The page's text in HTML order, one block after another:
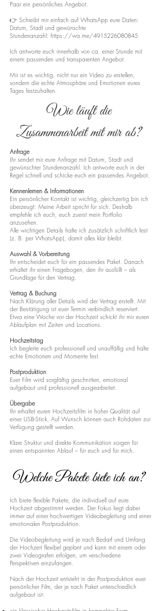
Paar ein persönliches Angebot.
👉 Schreibt mir einfach auf WhatsApp eure Daten:
Datum, Stadt und gewünschte
Stundenanzahl: https://wa.me/4915226080845
Ich antworte euch innerhalb von ca. einer Stunde mit
einem passenden und transparenten Angebot.
Mir ist es wichtig, nicht nur ein Video zu erstellen,
sondern die echte Atmosphäre und Emotionen eures
Tages festzuhalten.
Wie läuft die
Zusammenarbeit mit mir ab?
Anfrage
Ihr sendet mir eure Anfrage mit Datum, Stadt und
gewünschter Stundenanzahl. Ich antworte euch in der
Regel schnell und schicke euch ein passendes Angebot.
Kennenlernen & Informationen
Ein persönlicher Kontakt ist wichtig, gleichzeitig bin ich
überzeugt: Meine Arbeit spricht für sich. Deshalb
empfehle ich euch, euch zuerst mein Portfolio
anzusehen.
Alle wichtigen Details halte ich zusätzlich schriftlich fest
(z. B. per WhatsApp), damit alles klar bleibt.
Auswahl & Vorbereitung
Ihr entscheidet euch für ein passendes Paket. Danach
erhaltet ihr einen Fragebogen, den ihr ausfüllt – als
Grundlage für den Vertrag.
Vertrag & Buchung
Nach Klärung aller Details wird der Vertrag erstellt. Mit
der Bestätigung ist euer Termin verbindlich reserviert.
Etwa eine Woche vor der Hochzeit schickt ihr mir euren
Ablaufplan mit Zeiten und Locations.
Hochzeitstag
Ich begleite euch professionell und unauffällig und halte
echte Emotionen und Momente fest.
Postproduktion
Euer Film wird sorgfältig geschnitten, emotional
aufgebaut und professionell ausgearbeitet.
Übergabe
Ihr erhaltet euren Hochzeitsfilm in hoher Qualität auf
einer USB-Stick. Auf Wunsch können auch Rohdaten zur
Verfügung gestellt werden.
Klare Struktur und direkte Kommunikation sorgen für
einen entspannten Ablauf – für euch und für mich.
Welche Pakete biete ich an?
Ich biete flexible Pakete, die individuell auf eure
Hochzeit abgestimmt werden. Der Fokus liegt dabei
immer auf einer hochwertigen Videobegleitung und einer
emotionalen Postproduktion.
Die Videobegleitung wird je nach Bedarf und Umfang
der Hochzeit flexibel geplant und kann mit einem oder
zwei Videografen erfolgen, um verschiedene
Perspektiven einzufangen.
Nach der Hochzeit entsteht in der Postproduktion euer
persönlicher Film, der je nach Paket unterschiedlich
aufgebaut ist: